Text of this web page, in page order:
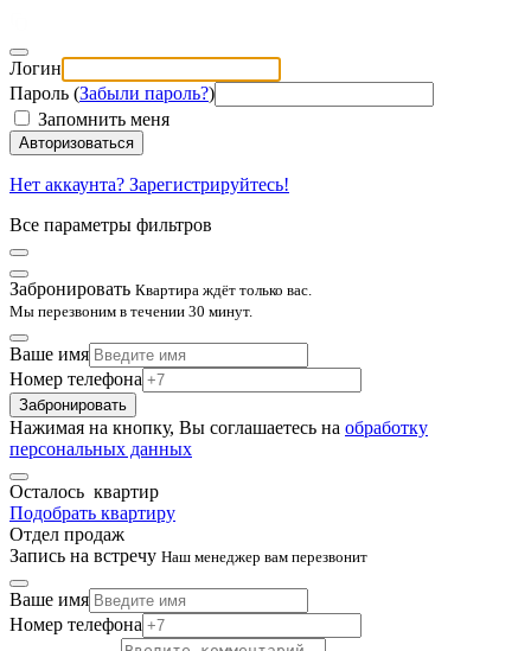
Логин
Пароль (Забыли пароль?)
Запомнить меня
Авторизоваться
Нет аккаунта? Зарегистрируйтесь!
Все параметры фильтров
Забронировать Квартира ждёт только вас.
Мы перезвоним в течении 30 минут.
Ваше имя
Номер телефона
Забронировать
Нажимая на кнопку, Вы соглашаетесь на обработку
персональных данных
Осталось квартир
Подобрать квартиру
Отдел продаж
Запись на встречу Наш менеджер вам перезвонит
Ваше имя
Номер телефона